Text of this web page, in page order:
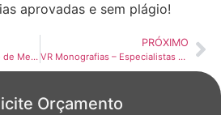
aprovadas e sem plágio!
Valor de uma Dissertação de Mestrado – Saiba Aqui
PRÓXIMO
VR Monografias – Especialistas em TCC, Monografia e Trabalhos Personalizados
Orçamento